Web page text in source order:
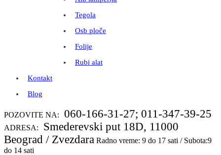
Tegola
Osb ploče
Folije
Rubi alat
Kontakt
Blog
POZOVITE NA: 060-166-31-27; 011-347-39-25
ADRESA:
Smederevski put 18D, 11000
Beograd / Zvezdara Radno vreme: 9 do 17 sati / Subota:9
do 14 sati